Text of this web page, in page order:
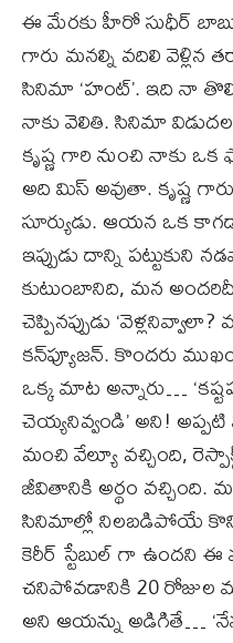
ఈ మేరకు హీరో సుధీర్ బాబు
గారు మనల్ని వదిలి వెళ్లిన
సినిమా ‘హంట్’. ఇది నా
నాకు వెలితి. సినిమా
కృష్ణ గారి నుంచి నాకు
అది మిస్ అవుతా. కృష్ణ
సూర్యుడు. ఆయన ఒక
ఇప్పుడు దాన్ని పట్టుకుని
కుటుంబానిది, మన
చెప్పినప్పుడు
కన్‌ఫ్యూజన్. కొందరు
ఒక్క మాట అన్నారు…
చెయ్యనివ్వండి’ అని! అప్పటి
మంచి వేల్యూ వచ్చింది,
జీవితానికి అర్థం వచ్చింది.
సినిమాల్లో నిలబడిపోయే
కెరీర్ స్టేబుల్ గా ఉందని ఈ
చనిపోవడానికి 20 రోజుల
అని ఆయన్ను అడిగితే…